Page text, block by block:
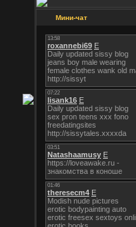
Мини-чат